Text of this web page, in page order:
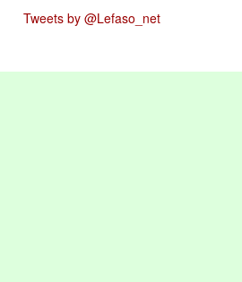
Tweets by @Lefaso_net